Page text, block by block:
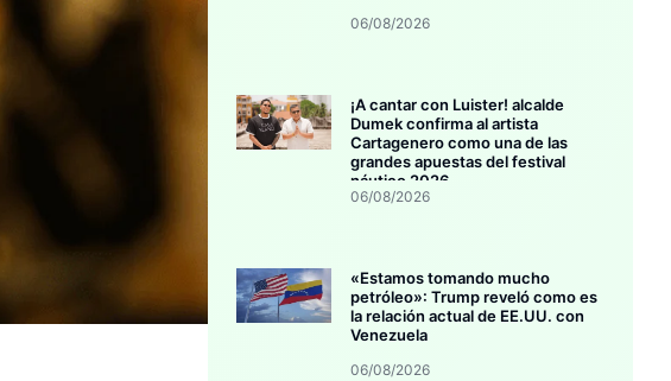
06/08/2026
¡A cantar con Luister! alcalde
Dumek confirma al artista
Cartagenero como una de las
grandes apuestas del festival
náutico 2026
06/08/2026
«Estamos tomando mucho
petróleo»: Trump reveló como es
la relación actual de EE.UU. con
Venezuela
06/08/2026